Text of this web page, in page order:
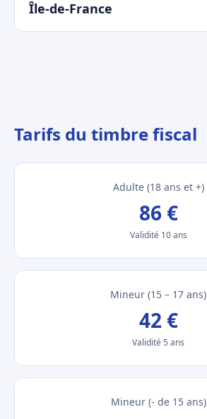
Île-de-France
Tarifs du timbre fiscal
Adulte (18 ans et +)
86 €
Validité 10 ans
Mineur (15 – 17 ans)
42 €
Validité 5 ans
Mineur (- de 15 ans)